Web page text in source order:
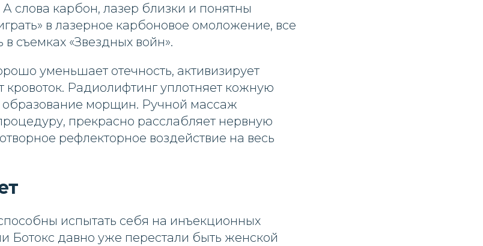
слова карбон, лазер близки и понятны
в лазерное карбоновое омоложение, все
в съемках «Звездных войн».
уменьшает отечность, активизирует
Радиолифтинг уплотняет кожную
образование морщин. Ручной массаж
прекрасно расслабляет нервную
рефлекторное воздействие на весь
испытать себя на инъекционных
Ботокс давно уже перестали быть женской